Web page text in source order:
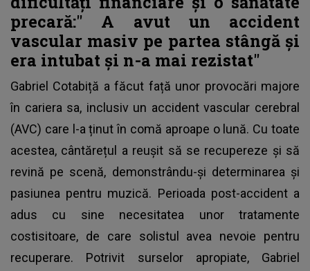
precară:" A avut un accident
vascular masiv pe partea stângă și
era intubat și n-a mai rezistat"
Gabriel Cotabiță a făcut față unor provocări majore
în cariera sa, inclusiv un accident vascular cerebral
(AVC) care l-a ținut în comă aproape o lună. Cu toate
acestea, cântărețul a reușit să se recupereze și să
revină pe scenă, demonstrându-și determinarea și
pasiunea pentru muzică. Perioada post-accident a
adus cu sine necesitatea unor tratamente
costisitoare, de care solistul avea nevoie pentru
recuperare. Potrivit surselor apropiate, Gabriel